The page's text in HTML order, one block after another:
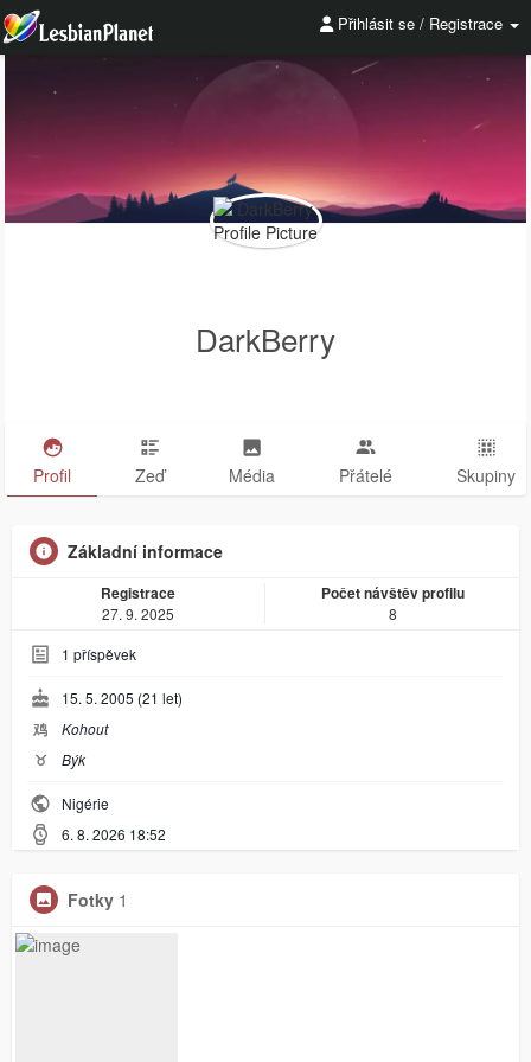
Přihlásit se / Registrace
DarkBerry
Profil Zeď Média Přátelé Skupiny
Základní informace
Registrace
27. 9. 2025
Počet návštěv profilu
8
1 příspěvek
15. 5. 2005 (21 let)
鸡 Kohout
♉︎ Býk
Nigérie
6. 8. 2026 18:52
Fotky 1